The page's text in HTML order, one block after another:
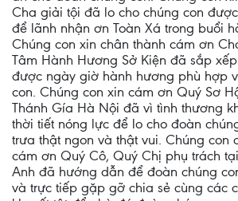
Cha giải tội đã lo cho chúng con
để lãnh nhận ơn Toàn Xá trong buổi
Chúng con xin chân thành cám ơn
Tâm Hành Hương Sở Kiện đã sắp
được ngày giờ hành hương phù hợp
con. Chúng con xin cám ơn Quý Sơ
Thánh Gía Hà Nội đã vì tình thương
thời tiết nóng lực để lo cho đoàn
trưa thật ngon và thật vui. Chúng con
cám ơn Quý Cô, Quý Chị phụ trách
Anh đã hướng dẫn để đoàn chúng
và trực tiếp gặp gỡ chia sẻ cùng các